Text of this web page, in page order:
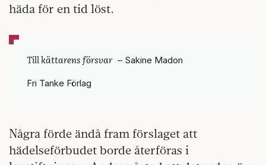
häda för en tid löst.
Till kättarens försvar – Sakine Madon
Fri Tanke Förlag
Några förde ändå fram förslaget att
hädelseförbudet borde återföras i